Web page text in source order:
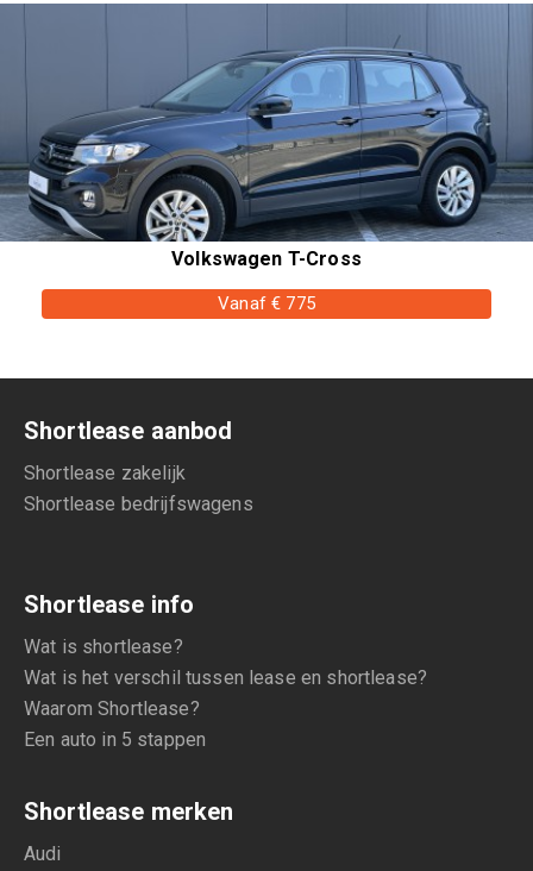
Volkswagen T-Cross
Vanaf € 775
Shortlease aanbod
Shortlease zakelijk
Shortlease bedrijfswagens
Shortlease info
Wat is shortlease?
Wat is het verschil tussen lease en shortlease?
Waarom Shortlease?
Een auto in 5 stappen
Shortlease merken
Audi